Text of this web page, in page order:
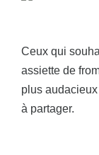
Ceux qui
assiette de
plus
à partager.